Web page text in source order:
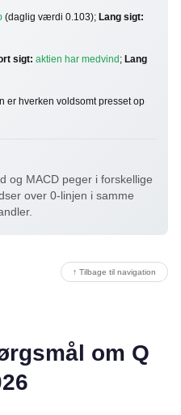
(daglig værdi 0.103); Lang sigt:
sigt: aktien har medvind ; Lang
er hverken voldsomt presset op
og MACD peger i forskellige
over 0-linjen i samme
↑ Tilbage til navigation
om Q